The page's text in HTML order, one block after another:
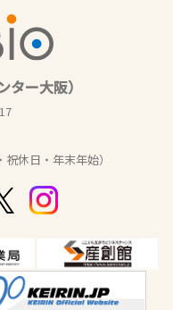
ー大阪）
休日・年末年始）